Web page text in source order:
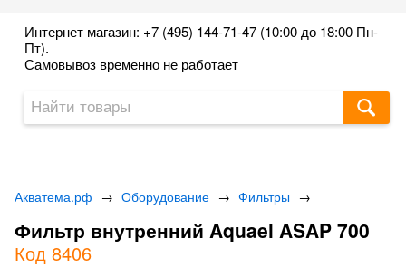
Интернет магазин: +7 (495) 144-71-47 (10:00 до 18:00 Пн-
Пт).
Самовывоз временно не работает
Акватема.рф → Оборудование → Фильтры →
Фильтр внутренний Aquael ASAP 700
Код 8406